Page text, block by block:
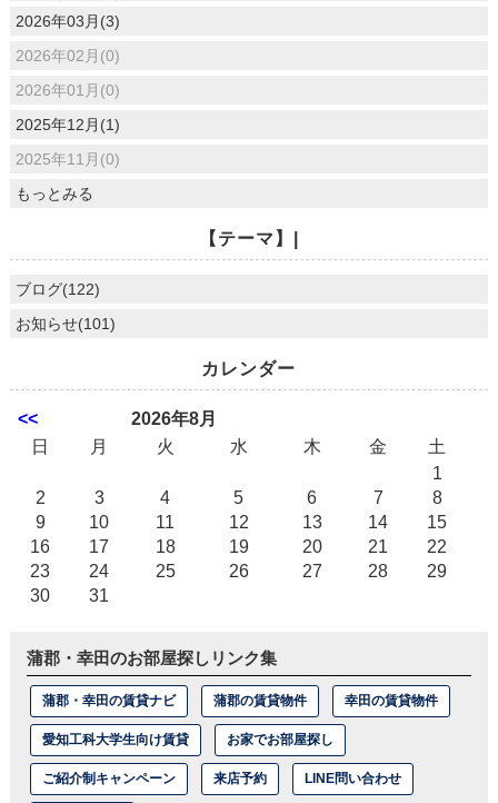
2026年03月(3)
2026年02月(0)
2026年01月(0)
2025年12月(1)
2025年11月(0)
もっとみる
【テーマ】|
ブログ(122)
お知らせ(101)
カレンダー
<<
2026年8月
日
月 火 水 木 金
土
1
2
3 4 5 6 7
8
9
10 11 12 13 14
15
16
17 18 19 20 21
22
23
24 25 26 27 28
29
30
31
蒲郡・幸田のお部屋探しリンク集
蒲郡・幸田の賃貸ナビ 蒲郡の賃貸物件 幸田の賃貸物件
愛知工科大学生向け賃貸 お家でお部屋探し
ご紹介制キャンペーン 来店予約 LINE問い合わせ